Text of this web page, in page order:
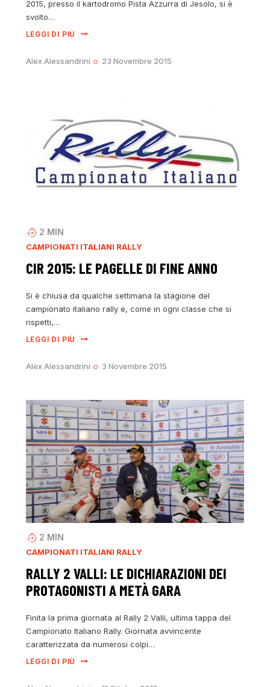
2015, presso il kartodromo Pista Azzurra di Jesolo, si è
svolto…
LEGGI DI PIÙ
Alex Alessandrini 23 Novembre 2015
2 MIN
CAMPIONATI ITALIANI RALLY
CIR 2015: LE PAGELLE DI FINE ANNO
Si è chiusa da qualche settimana la stagione del
campionato italiano rally e, come in ogni classe che si
rispetti,…
LEGGI DI PIÙ
Alex Alessandrini 3 Novembre 2015
2 MIN
CAMPIONATI ITALIANI RALLY
RALLY 2 VALLI: LE DICHIARAZIONI DEI
PROTAGONISTI A METÀ GARA
Finita la prima giornata al Rally 2 Valli, ultima tappa del
Campionato Italiano Rally. Giornata avvincente
caratterizzata da numerosi colpi…
LEGGI DI PIÙ